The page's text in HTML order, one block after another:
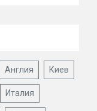
Англия Киев
Италия